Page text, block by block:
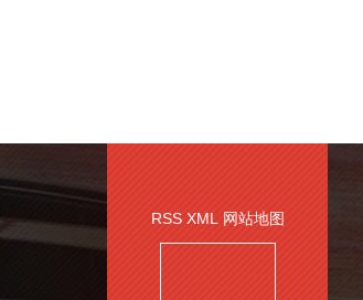
RSS XML 网站地图